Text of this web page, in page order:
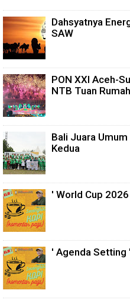
Dahsyatnya
SAW
PON XXI Aceh-
NTB Tuan
Bali Juara
Kedua
' World Cup
' Agenda Setting '